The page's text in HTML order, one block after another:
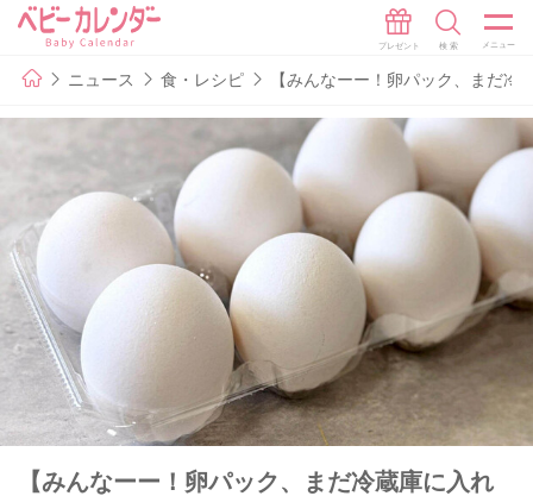
ニュース 食・レシピ 【みんなーー！卵パック、まだ
【みんなーー！卵パック、まだ冷蔵庫に入れ